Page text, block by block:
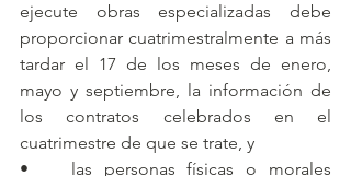
ejecute obras especializadas debe
proporcionar cuatrimestralmente a más
tardar el 17 de los meses de enero,
mayo y septiembre, la información de
los contratos celebrados en el
cuatrimestre de que se trate, y
•	las personas físicas o morales